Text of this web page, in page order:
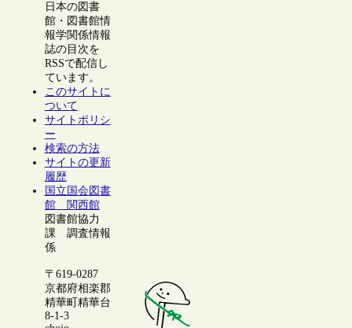
日本の図書
館・図書館情
報学関係情報
誌の目次を
RSSで配信し
ています。
このサイトに
ついて
サイトポリシ
ー
検索の方法
サイトの更新
履歴
国立国会図書
館 関西館
図書館協力
課 調査情報
係
〒619-0287
京都府相楽郡
精華町精華台
8-1-3